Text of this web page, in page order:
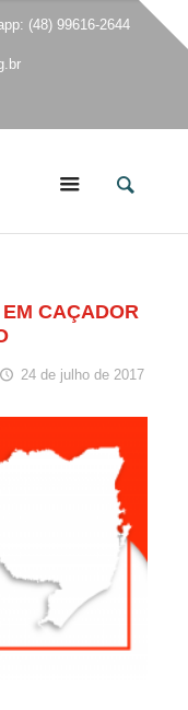
(48) 99616-2644
CAÇADOR
24 de julho de 2017